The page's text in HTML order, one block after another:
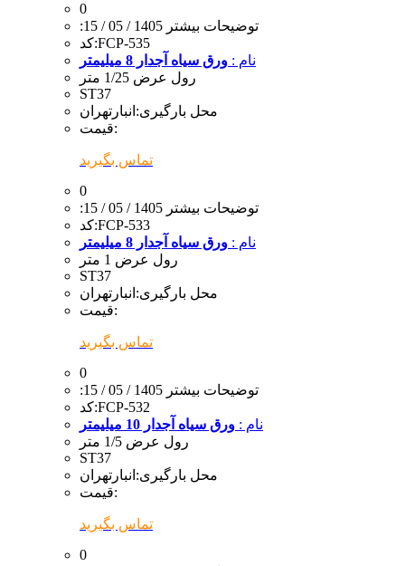
0
:توضیحات بیشتر
کد:FCP-535
نام : ورق سیاه آجدار 8 میلیمتر
رول عرض 1/25 متر
ST37
محل بارگیری: انبارتهران
قیمت:
تماس بگیرید
0
:توضیحات بیشتر
کد:FCP-533
نام : ورق سیاه آجدار 8 میلیمتر
رول عرض 1 متر
ST37
محل بارگیری: انبارتهران
قیمت:
تماس بگیرید
0
:توضیحات بیشتر
کد:FCP-532
نام : ورق سیاه آجدار 10 میلیمتر
رول عرض 1/5 متر
ST37
محل بارگیری: انبارتهران
قیمت:
تماس بگیرید
0